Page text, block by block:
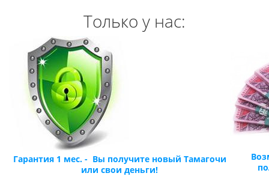
Только у нас:
Гарантия 1 мес. - Вы получите новый Тамагочи
или свои деньги!